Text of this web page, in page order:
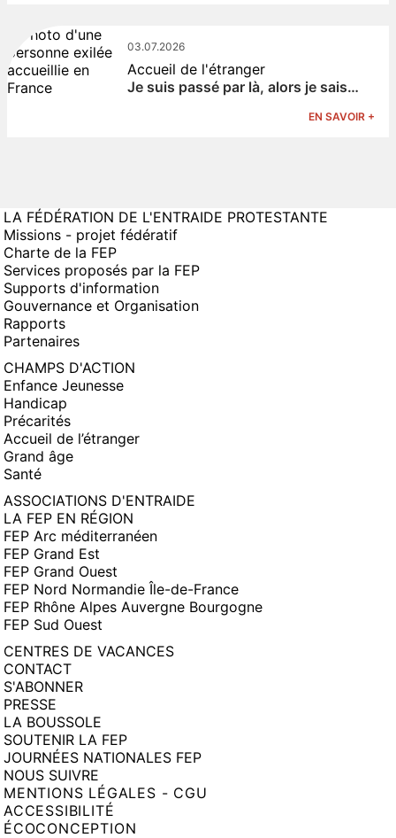
03.07.2026
Accueil de l'étranger
Je suis passé par là, alors je sais…
EN SAVOIR +
LA FÉDÉRATION DE L'ENTRAIDE PROTESTANTE
Missions - projet fédératif
Charte de la FEP
Services proposés par la FEP
Supports d'information
Gouvernance et Organisation
Rapports
Partenaires
CHAMPS D'ACTION
Enfance Jeunesse
Handicap
Précarités
Accueil de l’étranger
Grand âge
Santé
ASSOCIATIONS D'ENTRAIDE
LA FEP EN RÉGION
FEP Arc méditerranéen
FEP Grand Est
FEP Grand Ouest
FEP Nord Normandie Île-de-France
FEP Rhône Alpes Auvergne Bourgogne
FEP Sud Ouest
CENTRES DE VACANCES
CONTACT
S'ABONNER
PRESSE
LA BOUSSOLE
SOUTENIR LA FEP
JOURNÉES NATIONALES FEP
NOUS SUIVRE
MENTIONS LÉGALES - CGU
ACCESSIBILITÉ
ÉCOCONCEPTION